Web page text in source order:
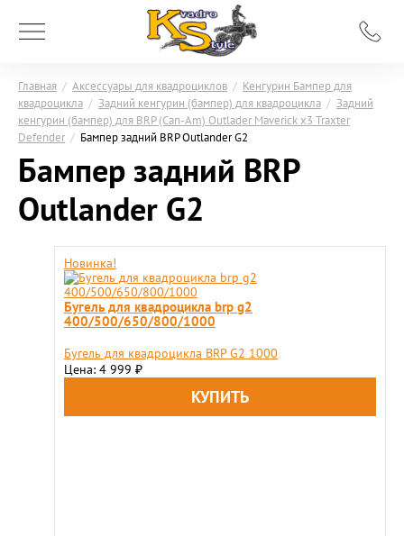
Главная / Аксессуары для квадроциклов / Кенгурин Бампер для
квадроцикла / Задний кенгурин (бампер) для квадроцикла / Задний
кенгурин (бампер) для BRP (Can-Am) Outlader Maverick x3 Traxter
Defender / Бампер задний BRP Outlander G2
Бампер задний BRP
Outlander G2
Новинка!
Бугель для квадроцикла brp g2
400/500/650/800/1000
Бугель для квадроцикла BRP G2 1000
Цена: 4 999 ₽